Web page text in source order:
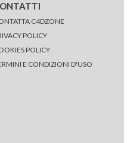
C4DZONE
POLICY
POLICY
E CONDIZIONI D'USO